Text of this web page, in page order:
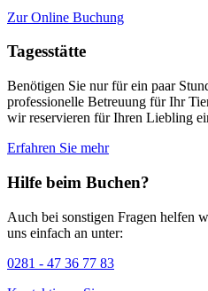
Zur Online Buchung
Tagesstätte
Benötigen Sie nur für ein paar
professionelle Betreuung für Ihr
wir reservieren für Ihren Liebling
Erfahren Sie mehr
Hilfe beim Buchen?
Auch bei sonstigen Fragen helfen
uns einfach an unter:
0281 - 47 36 77 83